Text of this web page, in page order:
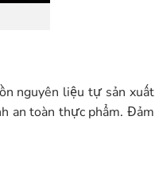
nguyên liệu tự sản xuất
an toàn thực phẩm. Đảm